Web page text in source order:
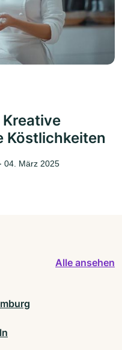
Köstlichkeiten
‧ 04. März 2025
Alle ansehen